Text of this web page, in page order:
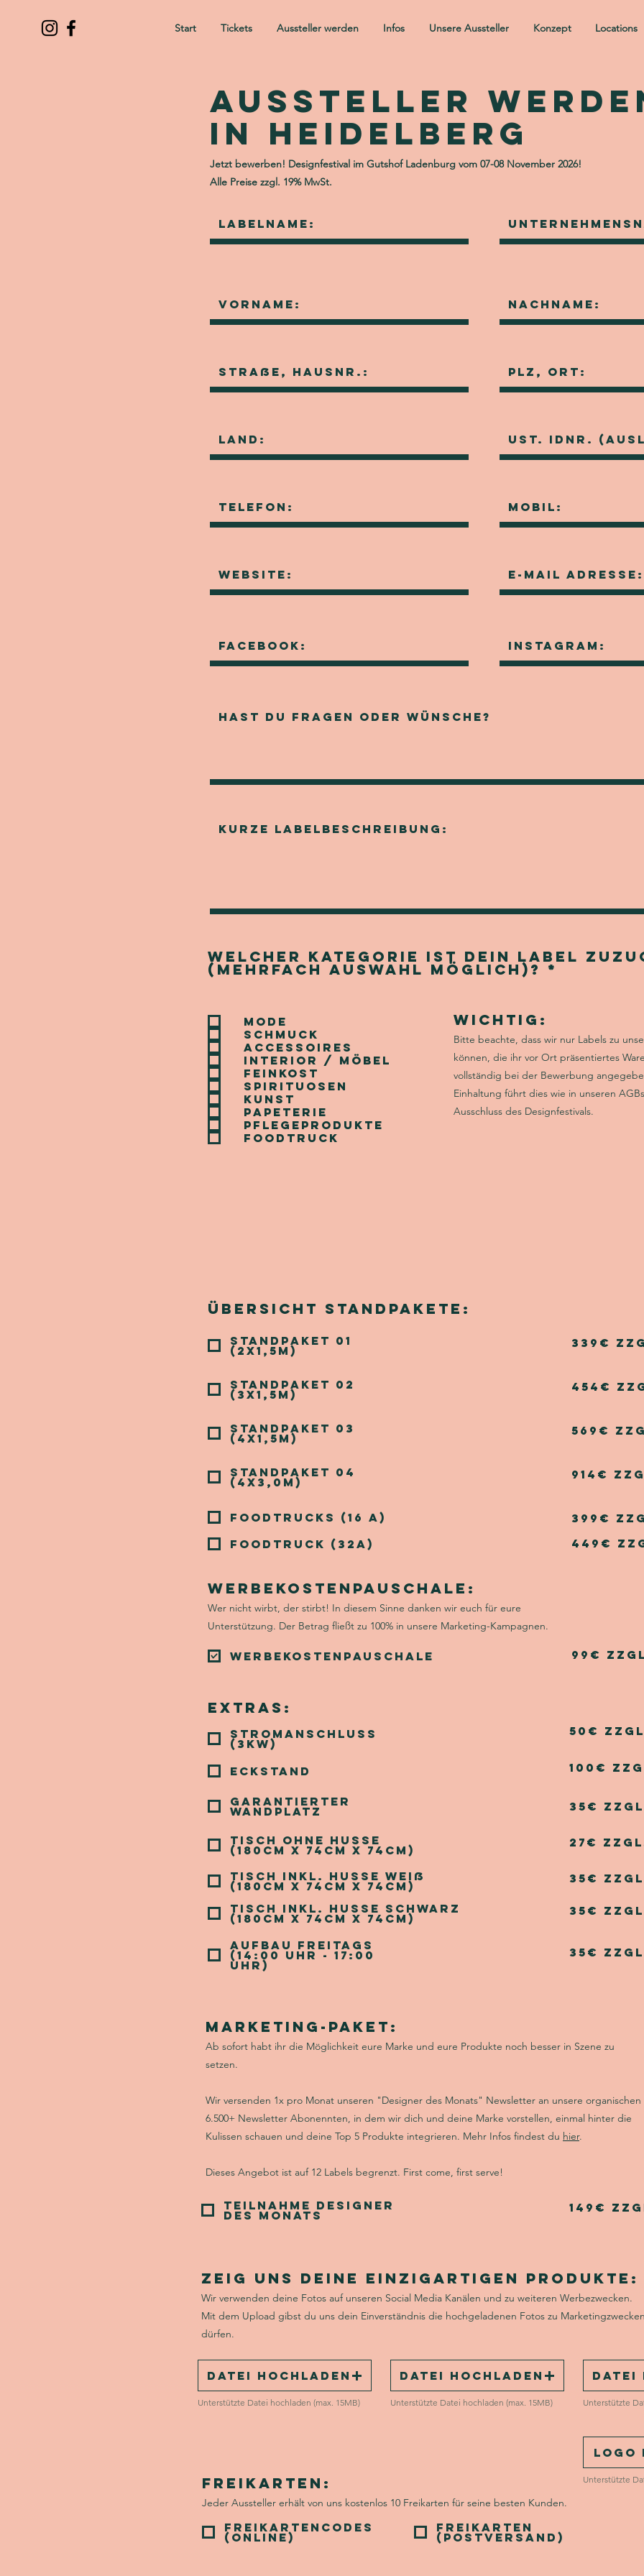
Start Tickets Aussteller werden Infos Unsere Aussteller Konzept Locations
Aussteller
in Heidelberg
Jetzt bewerben! Designfestival im Gutshof Ladenburg vom 07-08 November 2026!
Alle Preise zzgl. 19% MwSt.
Welcher Kategorie ist dein Label
(mehrfach AUswahl möglich)? *
t
f
e
l
d
Mode
Schmuck
Accessoires
Interior / Möbel
Feinkost
Spirituosen
Kunst
Papeterie
Pflegeprodukte
Foodtruck
Wichtig:
Bitte beachte, dass wir nur Labels zu
können, die ihr vor Ort präsentiertes
vollständig bei der Bewerbung
Einhaltung führt dies wie in unseren
Ausschluss des Designfestivals.
Übersicht standpakete:
Standpaket 01
(2x1,5m)
Standpaket 02
(3x1,5m)
Standpaket 03
(4x1,5m)
Standpaket 04
(4x3,0m)
Foodtrucks (16 A)
Foodtruck (32A)
339€
454€
569€
914€
399€
449€
Werbekostenpauschale:
Wer nicht wirbt, der stirbt! In diesem Sinne danken wir euch für eure
Unterstützung. Der Betrag fließt zu 100% in unsere Marketing-Kampagnen.
Werbekostenpauschale 99€
Extras:
Stromanschluss
(3KW)
Eckstand
Garantierter
Wandplatz
Tisch ohne Husse
(180cm X 74cm x 74cm)
Tisch inkl. Husse weiß
(180cm x 74cm x 74cm)
Tisch inkl. Husse schwarz
(180cm x 74cm x 74cm)
Aufbau Freitags
(14:00 Uhr - 17:00
Uhr)
50€
100€
35€
27€
35€
35€
35€
Marketing-Paket:
Ab sofort habt ihr die Möglichkeit eure Marke und eure Produkte noch besser in Szene zu
setzen.
Wir versenden 1x pro Monat unseren "Designer des Monats" Newsletter an unsere organischen
6.500+ Newsletter Abonennten, in dem wir dich und deine Marke vorstellen, einmal hinter die
Kulissen schauen und deine Top 5 Produkte integrieren. Mehr Infos findest du hier.
Dieses Angebot ist auf 12 Labels begrenzt. First come, first serve!
Teilnahme Designer
des Monats
149€
Zeig uns deine einzigartigen Produkte:
Wir verwenden deine Fotos auf unseren Social Media Kanälen und zu weiteren Werbezwecken.
Mit dem Upload gibst du uns dein Einverständnis die hochgeladenen Fotos zu
dürfen.
Datei hochladen
Unterstützte Datei hochladen (max. 15MB)
Datei hochladen
Unterstützte Datei hochladen (max. 15MB)
Datei
Unterstützte
Logo
Unterstützte
Freikarten:
Jeder Aussteller erhält von uns kostenlos 10 Freikarten für seine besten Kunden.
Freikartencodes
(online)
Freikarten
(Postversand)